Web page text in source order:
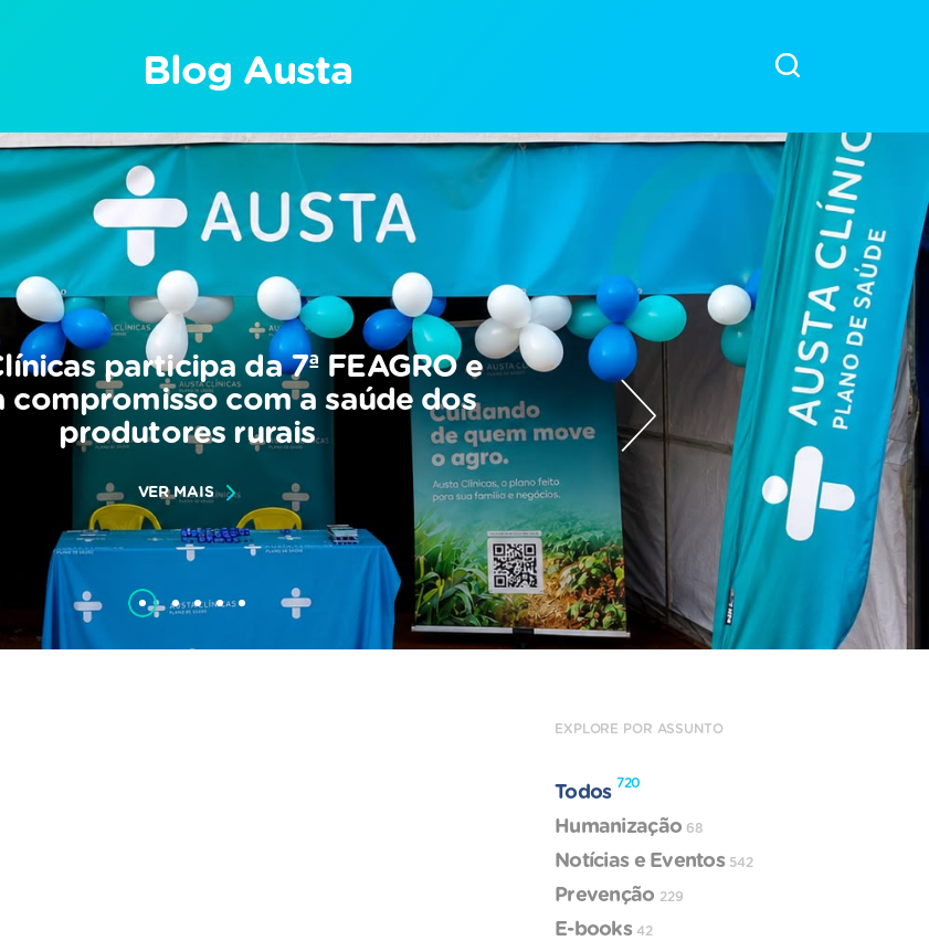
Blog Austa
participa da 7ª FEAGRO e
compromisso com a saúde dos
produtores rurais
VER MAIS
EXPLORE POR ASSUNTO
Todos 720
Humanização 68
Notícias e Eventos 542
Prevenção 229
E-books 42